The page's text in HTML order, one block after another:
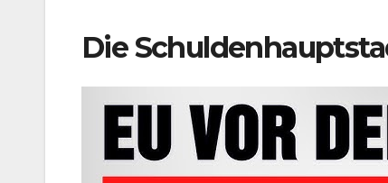
Die